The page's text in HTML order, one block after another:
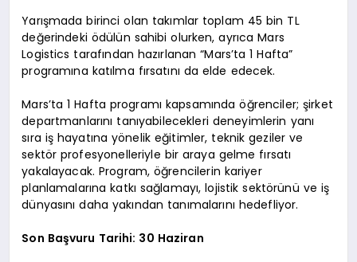
Yarışmada birinci olan takımlar toplam 45 bin TL
değerindeki ödülün sahibi olurken, ayrıca Mars
Logistics tarafından hazırlanan “Mars’ta 1 Hafta”
programına katılma fırsatını da elde edecek.
Mars’ta 1 Hafta programı kapsamında öğrenciler; şirket
departmanlarını tanıyabilecekleri deneyimlerin yanı
sıra iş hayatına yönelik eğitimler, teknik geziler ve
sektör profesyonelleriyle bir araya gelme fırsatı
yakalayacak. Program, öğrencilerin kariyer
planlamalarına katkı sağlamayı, lojistik sektörünü ve iş
dünyasını daha yakından tanımalarını hedefliyor.
Son Başvuru Tarihi: 30 Haziran